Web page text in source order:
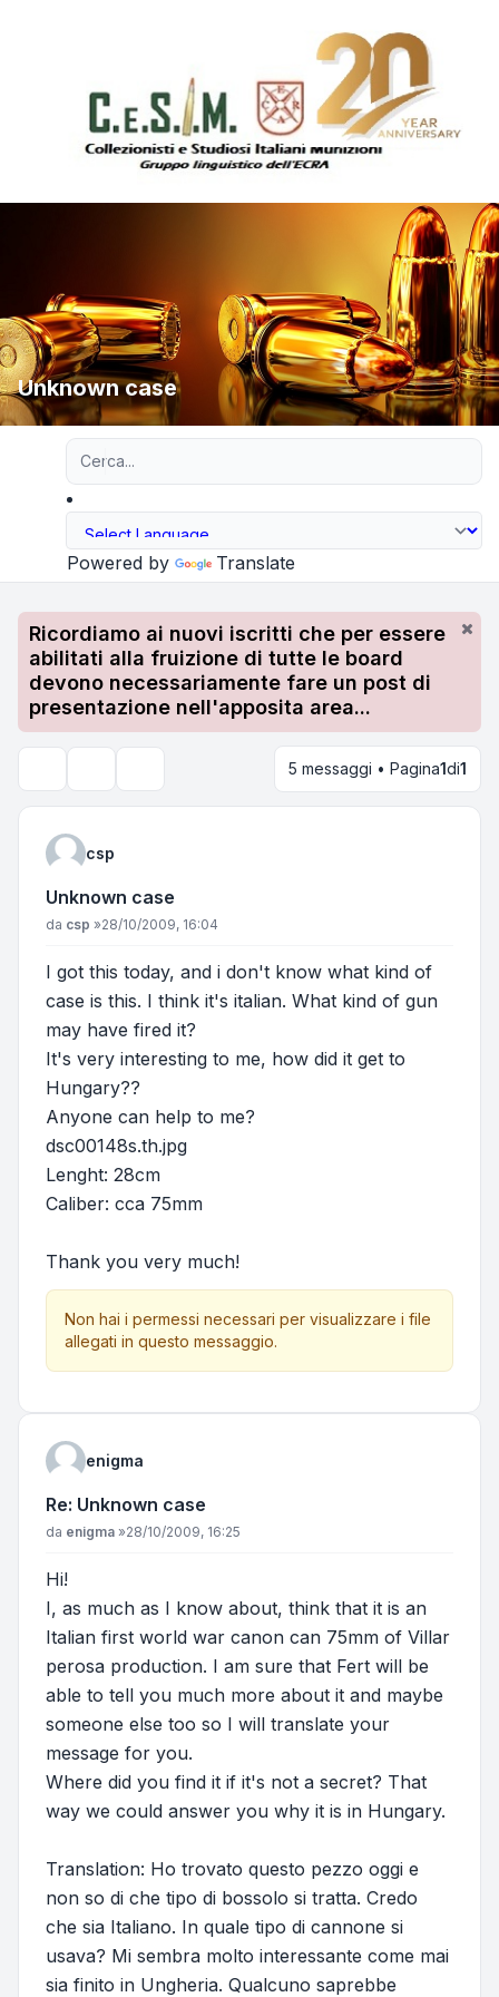
Unknown case
Powered by Translate
Ricordiamo ai nuovi iscritti che per essere
abilitati alla fruizione di tutte le board
devono necessariamente fare un post di
presentazione nell'apposita area...
5 messaggi • Pagina1di1
csp
Unknown case
Messaggio
da csp »28/10/2009, 16:04
I got this today, and i don't know what kind of
case is this. I think it's italian. What kind of gun
may have fired it?
It's very interesting to me, how did it get to
Hungary??
Anyone can help to me?
dsc00148s.th.jpg
Lenght: 28cm
Caliber: cca 75mm
Thank you very much!
Non hai i permessi necessari per visualizzare i file
allegati in questo messaggio.
enigma
Re: Unknown case
Messaggio
da enigma »28/10/2009, 16:25
Hi!
I, as much as I know about, think that it is an
Italian first world war canon can 75mm of Villar
perosa production. I am sure that Fert will be
able to tell you much more about it and maybe
someone else too so I will translate your
message for you.
Where did you find it if it's not a secret? That
way we could answer you why it is in Hungary.
Translation: Ho trovato questo pezzo oggi e
non so di che tipo di bossolo si tratta. Credo
che sia Italiano. In quale tipo di cannone si
usava? Mi sembra molto interessante come mai
sia finito in Ungheria. Qualcuno saprebbe